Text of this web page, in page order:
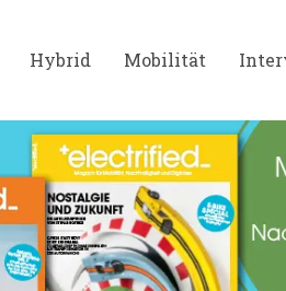
Hybrid Mobilität